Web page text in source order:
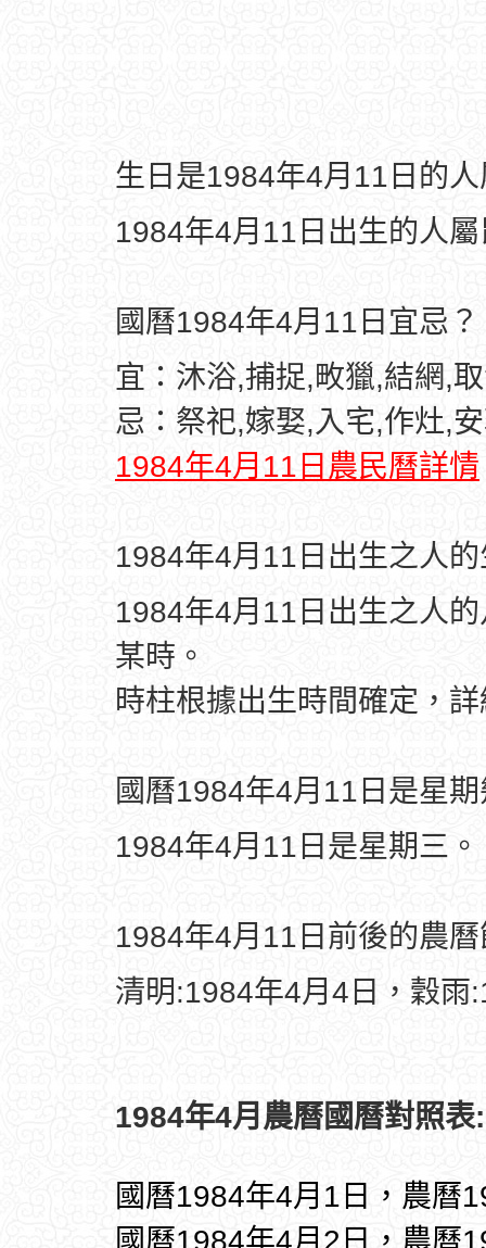
生日是1984年4月11日的
1984年4月11日出生的人
國曆1984年4月11日宜忌？
宜：沐浴,捕捉,畋獵,結網,
忌：祭祀,嫁娶,入宅,作灶,
1984年4月11日農民曆詳情
1984年4月11日出生之人
1984年4月11日出生之人
某時。
時柱根據出生時間確定，
國曆1984年4月11日是星
1984年4月11日是星期三。
1984年4月11日前後的農
清明:1984年4月4日，穀雨
1984年4月農曆國曆對照表:
國曆1984年4月1日，農曆
國曆1984年4月2日，農曆